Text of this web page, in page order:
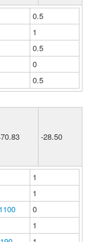
0.5
1
0.5
0
0.5
-28.50
1
1
0
1